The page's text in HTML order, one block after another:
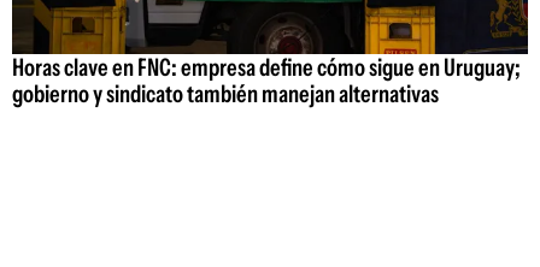
Horas clave en FNC: empresa define cómo sigue en Uruguay;
gobierno y sindicato también manejan alternativas